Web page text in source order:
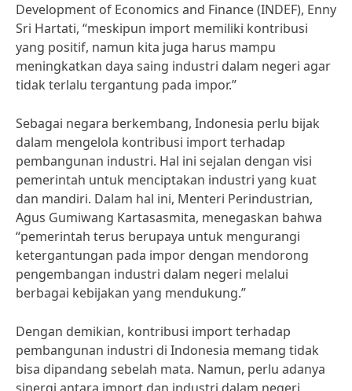
Development of Economics and Finance (INDEF), Enny
Sri Hartati, “meskipun import memiliki kontribusi
yang positif, namun kita juga harus mampu
meningkatkan daya saing industri dalam negeri agar
tidak terlalu tergantung pada impor.”
Sebagai negara berkembang, Indonesia perlu bijak
dalam mengelola kontribusi import terhadap
pembangunan industri. Hal ini sejalan dengan visi
pemerintah untuk menciptakan industri yang kuat
dan mandiri. Dalam hal ini, Menteri Perindustrian,
Agus Gumiwang Kartasasmita, menegaskan bahwa
“pemerintah terus berupaya untuk mengurangi
ketergantungan pada impor dengan mendorong
pengembangan industri dalam negeri melalui
berbagai kebijakan yang mendukung.”
Dengan demikian, kontribusi import terhadap
pembangunan industri di Indonesia memang tidak
bisa dipandang sebelah mata. Namun, perlu adanya